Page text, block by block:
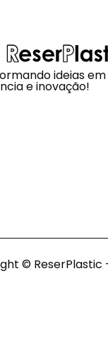
ideias
e inovação!
© ReserPlastic